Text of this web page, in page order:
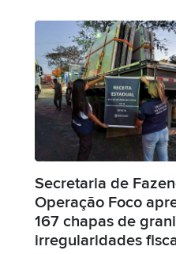
Secretaria de
Operação Foco
167 chapas de
irregularidades